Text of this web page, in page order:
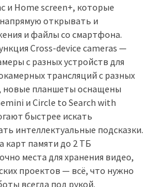
и Home screen+, которые
открывать и
и файлы со смартфона.
Cross-device cameras —
с разных устройств для
трансляций с разных
новые планшеты оснащены
и Circle to Search with
быстрее искать
интеллектуальные подсказки.
карт памяти до 2 ТБ
места для хранения видео,
проектов — всё, что нужно
всегда под рукой.